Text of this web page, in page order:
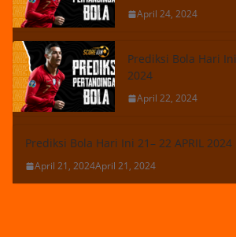
April 24, 2024
Prediksi Bola Hari
2024
April 22, 2024
Prediksi Bola Hari Ini 21– 22 APRIL 2024
April 21, 2024April 21, 2024